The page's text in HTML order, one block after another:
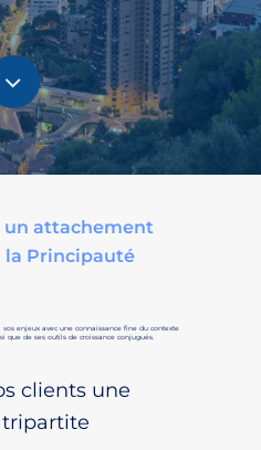
Navigate
un attachement
la Principauté
vos enjeux avec une connaissance fine du contexte
que de ses outils de croissance conjugués.
clients une
tripartite